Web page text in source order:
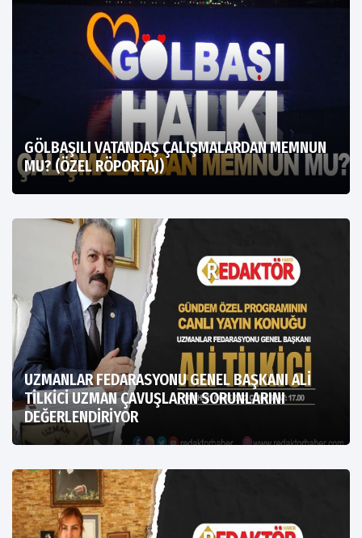
GÖLBAŞILI VATANDAŞ ÇALIŞMALARDAN MEMNUN
MU? (ÖZEL RÖPORTAJ)
UZMANLAR FEDARASYONU GENEL BAŞKANI ALİ
TİLKİCİ UZMAN ÇAVUŞLARIN SORUNLARINI
DEĞERLENDİRİYOR